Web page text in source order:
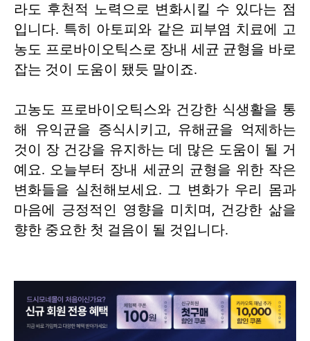
라도 후천적 노력으로 변화시킬 수 있다는 점
입니다. 특히 아토피와 같은 피부염 치료에 고
농도 프로바이오틱스로 장내 세균 균형을 바로
잡는 것이 도움이 됐듯 말이죠.
고농도 프로바이오틱스와 건강한 식생활을 통
해 유익균을 증식시키고, 유해균을 억제하는
것이 장 건강을 유지하는 데 많은 도움이 될 거
예요. 오늘부터 장내 세균의 균형을 위한 작은
변화들을 실천해보세요. 그 변화가 우리 몸과
마음에 긍정적인 영향을 미치며, 건강한 삶을
향한 중요한 첫 걸음이 될 것입니다.